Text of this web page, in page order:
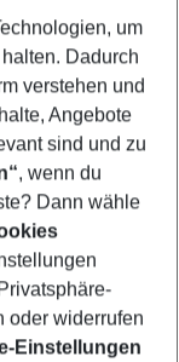
um
Dadurch
verstehen und
Angebote
sind und zu
, wenn du
Dann wähle
oder widerrufen
Einstellungen